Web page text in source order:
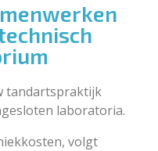
tandartspraktijk
laboratoria.
volgt